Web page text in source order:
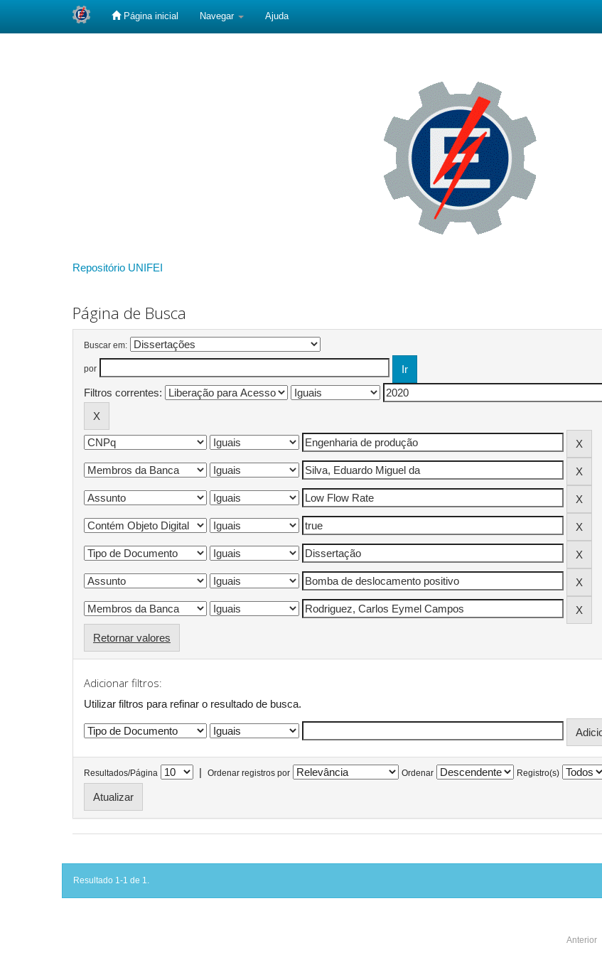
Página inicial Navegar Ajuda
Repositório UNIFEI
Página de Busca
Buscar em:
por
Filtros correntes:
Retornar valores
Adicionar filtros:
Utilizar filtros para refinar o resultado de busca.
Resultados/Página | Ordenar registros por Ordenar Registro(s)
Resultado 1-1 de 1.
Anterior